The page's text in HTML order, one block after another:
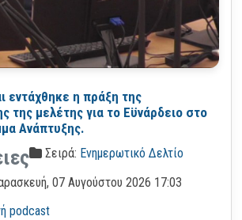
εντάχθηκε η πράξη της
της μελέτης για το Εϋνάρδειο στο
Ανάπτυξης.
Σειρά: Ενημερωτικό Δελτίο
07 Αυγούστου 2026 17:03
podcast